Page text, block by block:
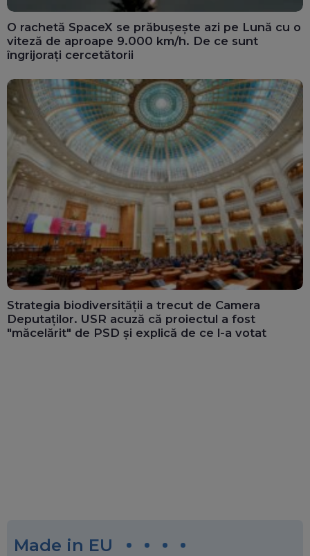
O rachetă SpaceX se prăbușește azi pe Lună cu o
viteză de aproape 9.000 km/h. De ce sunt
îngrijorați cercetătorii
Strategia biodiversității a trecut de Camera
Deputaților. USR acuză că proiectul a fost
"măcelărit" de PSD și explică de ce l-a votat
Made in EU